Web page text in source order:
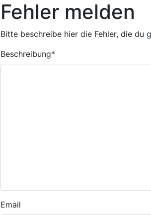
Fehler melden
Bitte beschreibe hier die Fehler, die du
Beschreibung*
Email